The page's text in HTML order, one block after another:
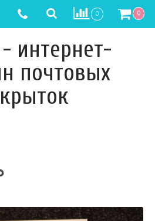
0 0
интернет-
почтовых